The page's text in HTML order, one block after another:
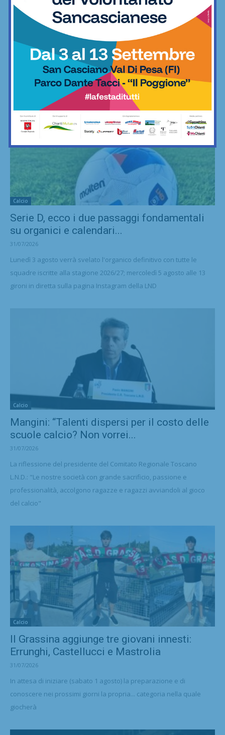
Rondinella nella prima...
02/08/2026
La squadra di Tronconi batte la Fiorentina Under 18 al Viola Park coi
gol di Andres e Sassorossi
GLI SPORT Tutti Altri Sport Amatori Altri
Calcio
Serie D, ecco i due passaggi fondamentali
su organici e calendari...
31/07/2026
Lunedì 3 agosto verrà svelato l'organico definitivo con tutte le
squadre iscritte alla stagione 2026/27; mercoledì 5 agosto alle 13
gironi in diretta sulla pagina Instagram della LND
Calcio
Mangini: “Talenti dispersi per il costo delle
scuole calcio? Non vorrei...
31/07/2026
La riflessione del presidente del Comitato Regionale Toscano
L.N.D.: "Le nostre società con grande sacrificio, passione e
professionalità, accolgono ragazze e ragazzi avviandoli al gioco
del calcio"
Calcio
Il Grassina aggiunge tre giovani innesti:
Errunghi, Castellucci e Mastrolia
31/07/2026
In attesa di iniziare (sabato 1 agosto) la preparazione e di
conoscere nei prossimi giorni la propria... categoria nella quale
giocherà